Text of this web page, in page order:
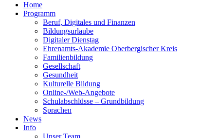
Home
Programm
Beruf, Digitales und Finanzen
Bildungsurlaube
Digitaler Dienstag
Ehrenamts-Akademie Oberbergischer Kreis
Familienbildung
Gesellschaft
Gesundheit
Kulturelle Bildung
Online-/Web-Angebote
Schulabschlüsse – Grundbildung
Sprachen
News
Info
Unser Team